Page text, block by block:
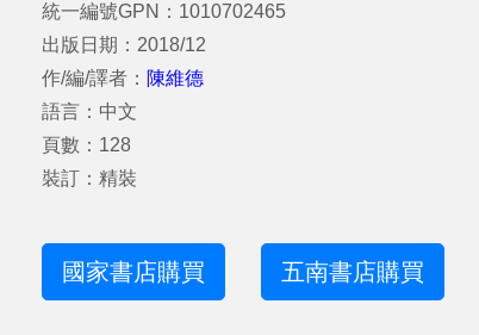
統一編號GPN：1010702465
出版日期：2018/12
作/編/譯者： 陳維德
語言：中文
頁數：128
裝訂：精裝
國家書店購買 五南書店購買